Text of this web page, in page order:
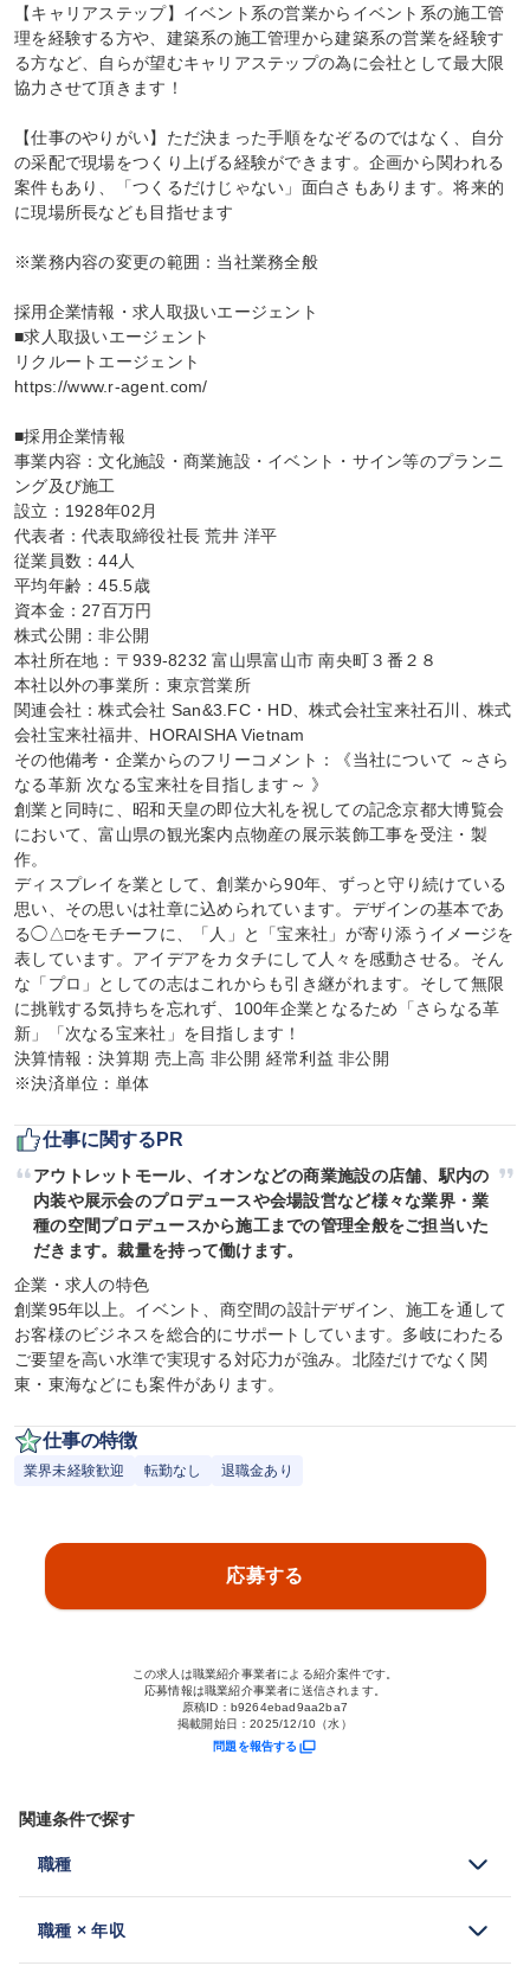
【キャリアステップ】イベント系の営業からイベント系の施工管
理を経験する方や、建築系の施工管理から建築系の営業を経験す
る方など、自らが望むキャリアステップの為に会社として最大限
協力させて頂きます！
【仕事のやりがい】ただ決まった手順をなぞるのではなく、自分
の采配で現場をつくり上げる経験ができます。企画から関われる
案件もあり、「つくるだけじゃない」面白さもあります。将来的
に現場所長なども目指せます
※業務内容の変更の範囲：当社業務全般
採用企業情報・求人取扱いエージェント
■求人取扱いエージェント
リクルートエージェント
https://www.r-agent.com/
■採用企業情報
事業内容：文化施設・商業施設・イベント・サイン等のプランニ
ング及び施工
設立：1928年02月
代表者：代表取締役社長 荒井 洋平
従業員数：44人
平均年齢：45.5歳
資本金：27百万円
株式公開：非公開
本社所在地：〒939-8232 富山県富山市 南央町３番２８
本社以外の事業所：東京営業所
関連会社：株式会社 San&3.FC・HD、株式会社宝来社石川、株式
会社宝来社福井、HORAISHA Vietnam
その他備考・企業からのフリーコメント：《当社について ～さら
なる革新 次なる宝来社を目指します～ 》
創業と同時に、昭和天皇の即位大礼を祝しての記念京都大博覧会
において、富山県の観光案内点物産の展示装飾工事を受注・製
作。
ディスプレイを業として、創業から90年、ずっと守り続けている
思い、その思いは社章に込められています。デザインの基本であ
る◯△□をモチーフに、「人」と「宝来社」が寄り添うイメージを
表しています。アイデアをカタチにして人々を感動させる。そん
な「プロ」としての志はこれからも引き継がれます。そして無限
に挑戦する気持ちを忘れず、100年企業となるため「さらなる革
新」「次なる宝来社」を目指します！
決算情報：決算期 売上高 非公開 経常利益 非公開
※決済単位：単体
仕事に関するPR
アウトレットモール、イオンなどの商業施設の店舗、駅内の
内装や展示会のプロデュースや会場設営など様々な業界・業
種の空間プロデュースから施工までの管理全般をご担当いた
だきます。裁量を持って働けます。
企業・求人の特色
創業95年以上。イベント、商空間の設計デザイン、施工を通して
お客様のビジネスを総合的にサポートしています。多岐にわたる
ご要望を高い水準で実現する対応力が強み。北陸だけでなく関
東・東海などにも案件があります。
仕事の特徴
業界未経験歓迎 転勤なし 退職金あり
応募する
この求人は職業紹介事業者による紹介案件です。
応募情報は職業紹介事業者に送信されます。
原稿ID： b9264ebad9aa2ba7
掲載開始日：2025/12/10（水）
問題を報告する
関連条件で探す
職種
職種 × 年収